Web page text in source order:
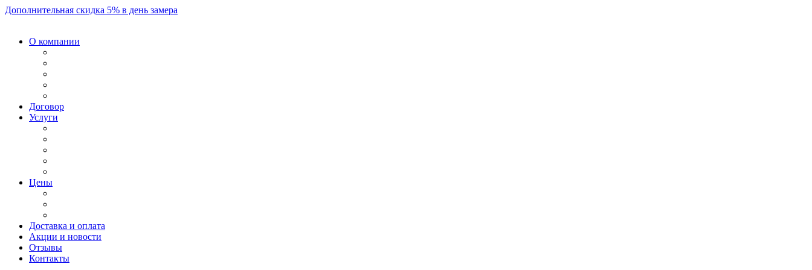
Дополнительная скидка 5% в день замера
О компании
Договор
Услуги
Цены
Доставка и оплата
Акции и новости
Отзывы
Контакты